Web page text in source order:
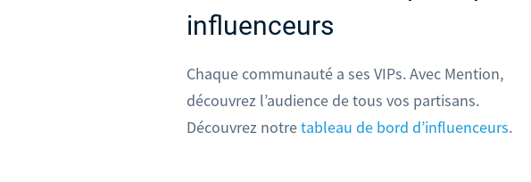
influenceurs
Chaque communauté a ses VIPs. Avec Mention,
découvrez l’audience de tous vos partisans.
Découvrez notretableau de bord d’influenceurs.